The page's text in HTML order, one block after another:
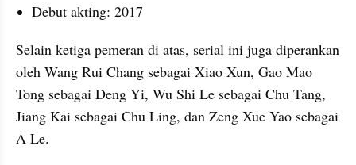
Debut akting: 2017
Selain ketiga pemeran di atas, serial ini juga diperankan
oleh Wang Rui Chang sebagai Xiao Xun, Gao Mao
Tong sebagai Deng Yi, Wu Shi Le sebagai Chu Tang,
Jiang Kai sebagai Chu Ling, dan Zeng Xue Yao sebagai
A Le.